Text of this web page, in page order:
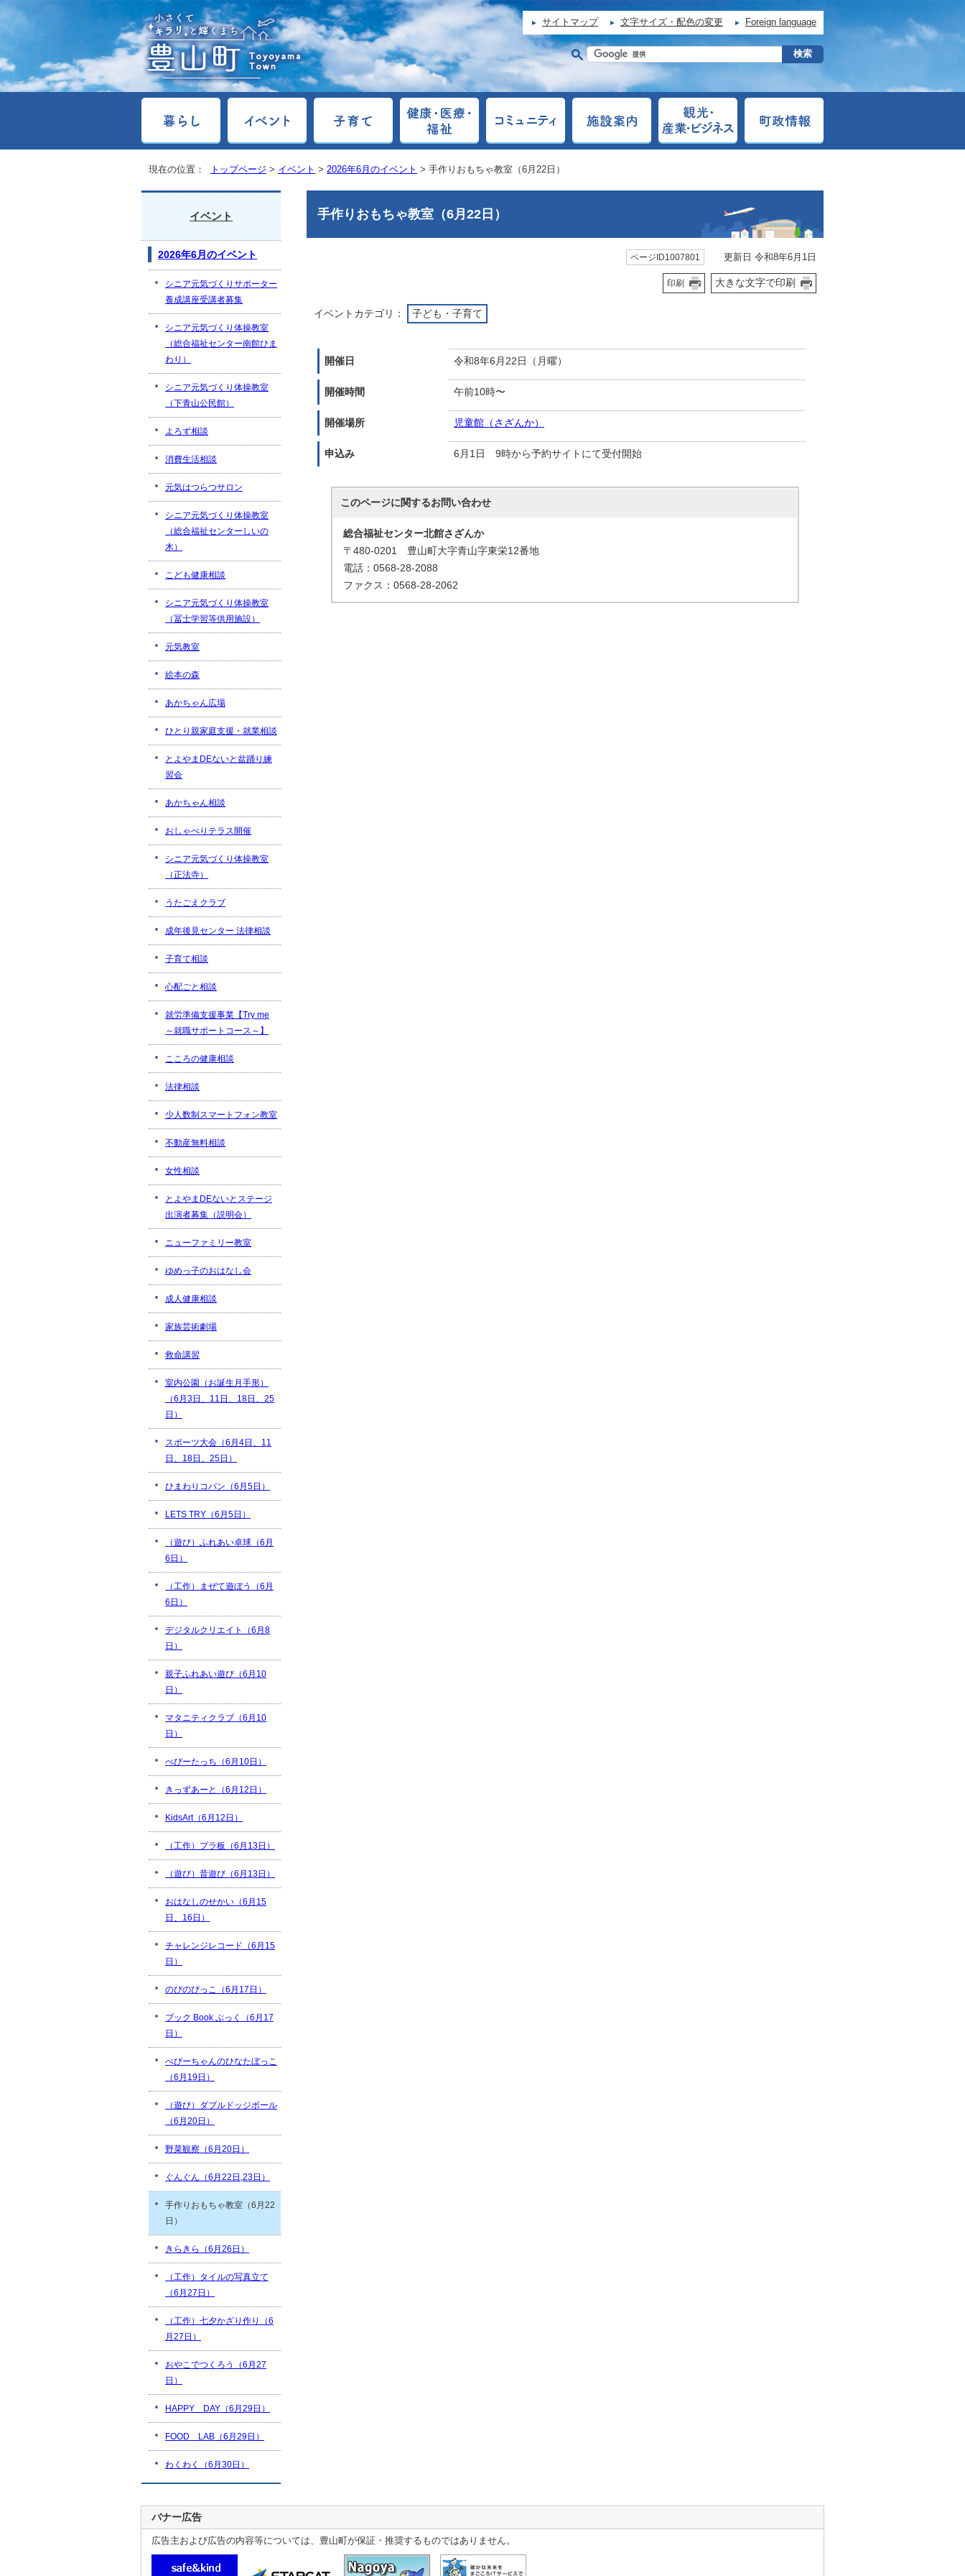
サイトマップ 文字サイズ・配色の変更 Foreign language
現在の位置： トップページ > イベント > 2026年6月のイベント > 手作りおもちゃ教室（6月22日）
手作りおもちゃ教室（6月22日）
ページID1007801 更新日 令和8年6月1日
印刷 大きな文字で印刷
イベントカテゴリ： 子ども・子育て
開催日 令和8年6月22日（月曜）
開催時間 午前10時〜
開催場所 児童館（さざんか）
申込み 6月1日 9時から予約サイトにて受付開始
このページに関するお問い合わせ
総合福祉センター北館さざんか
〒480-0201 豊山町大字青山字東栄12番地
電話：0568-28-2088
ファクス：0568-28-2062
イベント
2026年6月のイベント
シニア元気づくりサポーター
養成講座受講者募集
シニア元気づくり体操教室
（総合福祉センター南館ひま
わり）
シニア元気づくり体操教室
（下青山公民館）
よろず相談
消費生活相談
元気はつらつサロン
シニア元気づくり体操教室
（総合福祉センターしいの
木）
こども健康相談
シニア元気づくり体操教室
（冨士学習等供用施設）
元気教室
絵本の森
あかちゃん広場
ひとり親家庭支援・就業相談
とよやまDEないと盆踊り練
習会
あかちゃん相談
おしゃべりテラス開催
シニア元気づくり体操教室
（正法寺）
うたごえクラブ
成年後見センター 法律相談
子育て相談
心配ごと相談
就労準備支援事業【Try me
～就職サポートコース～】
こころの健康相談
法律相談
少人数制スマートフォン教室
不動産無料相談
女性相談
とよやまDEないとステージ
出演者募集（説明会）
ニューファミリー教室
ゆめっ子のおはなし会
成人健康相談
家族芸術劇場
救命講習
室内公園（お誕生月手形）
（6月3日、11日、18日、25
日）
スポーツ大会（6月4日、11
日、18日、25日）
ひまわりコパン（6月5日）
LETS TRY（6月5日）
（遊び）ふれあい卓球（6月
6日）
（工作）まぜて遊ぼう（6月
6日）
デジタルクリエイト（6月8
日）
親子ふれあい遊び（6月10
日）
マタニティクラブ（6月10
日）
べびーたっち（6月10日）
きっずあーと（6月12日）
KidsArt（6月12日）
（工作）プラ板（6月13日）
（遊び）昔遊び（6月13日）
おはなしのせかい（6月15
日、16日）
チャレンジレコード（6月15
日）
のびのびっこ（6月17日）
ブック Book ぶっく（6月17
日）
べびーちゃんのひなたぼっこ
（6月19日）
（遊び）ダブルドッジボール
（6月20日）
野菜観察（6月20日）
ぐんぐん（6月22日,23日）
手作りおもちゃ教室（6月22
日）
きらきら（6月26日）
（工作）タイルの写真立て
（6月27日）
（工作）七夕かざり作り（6
月27日）
おやこでつくろう（6月27
日）
HAPPY DAY（6月29日）
FOOD LAB（6月29日）
わくわく（6月30日）
バナー広告
広告主および広告の内容等については、豊山町が保証・推奨するものではありません。